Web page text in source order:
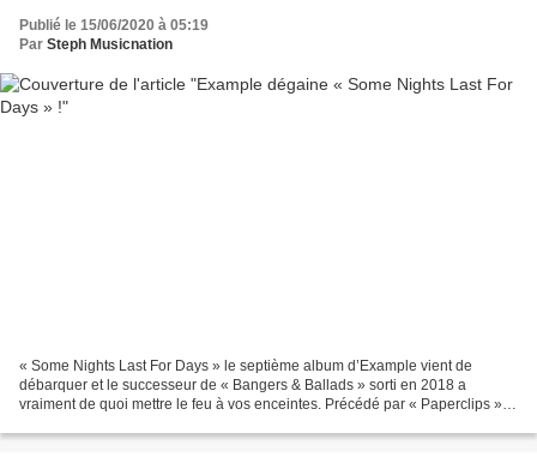
Publié le 15/06/2020 à 05:19
Par Steph Musicnation
« Some Nights Last For Days » le septième album d’Example vient de
débarquer et le successeur de « Bangers & Ballads » sorti en 2018 a
vraiment de quoi mettre le feu à vos enceintes. Précédé par « Paperclips », «